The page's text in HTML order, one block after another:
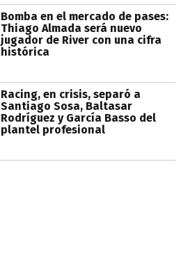
Bomba en el mercado de pases:
Thiago Almada será nuevo
jugador de River con una cifra
histórica
Racing, en crisis, separó a
Santiago Sosa, Baltasar
Rodríguez y García Basso del
plantel profesional